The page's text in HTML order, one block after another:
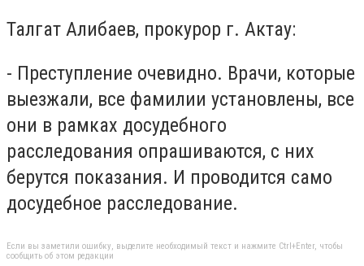
Талгат Алибаев, прокурор г. Актау:
- Преступление очевидно. Врачи, которые
выезжали, все фамилии установлены, все
они в рамках досудебного
расследования опрашиваются, с них
берутся показания. И проводится само
досудебное расследование.
Если вы заметили ошибку, выделите необходимый текст и нажмите Ctrl+Enter, чтобы
сообщить об этом редакции